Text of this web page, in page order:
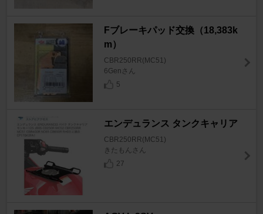
Fブレーキパッド交換（18,383k
m）
CBR250RR(MC51)
6Genさん
5
エンデュランス タンクキャリア
CBR250RR(MC51)
きたもんさん
27